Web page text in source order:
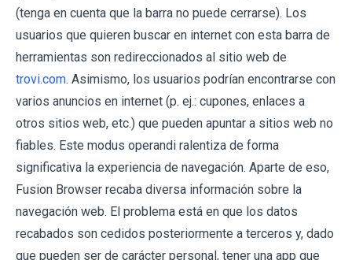
(tenga en cuenta que la barra no puede cerrarse). Los
usuarios que quieren buscar en internet con esta barra de
herramientas son redireccionados al sitio web de
trovi.com. Asimismo, los usuarios podrían encontrarse con
varios anuncios en internet (p. ej.: cupones, enlaces a
otros sitios web, etc.) que pueden apuntar a sitios web no
fiables. Este modus operandi ralentiza de forma
significativa la experiencia de navegación. Aparte de eso,
Fusion Browser recaba diversa información sobre la
navegación web. El problema está en que los datos
recabados son cedidos posteriormente a terceros y, dado
que pueden ser de carácter personal, tener una app que